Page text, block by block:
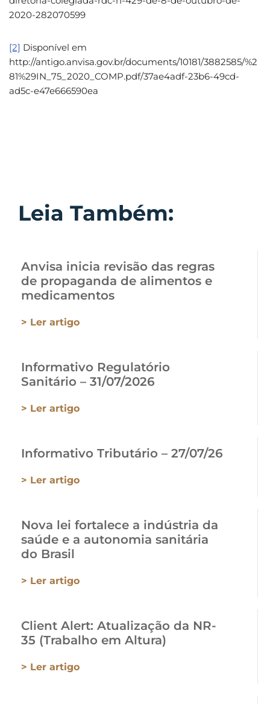
2020-282070599
[2] Disponível em
http://antigo.anvisa.gov.br/documents/10181/3882585/%2
81%29IN_75_2020_COMP.pdf/37ae4adf-23b6-49cd-
ad5c-e47e666590ea
Leia Também:
Anvisa inicia revisão das regras
de propaganda de alimentos e
medicamentos
> Ler artigo
Informativo Regulatório
Sanitário – 31/07/2026
> Ler artigo
Informativo Tributário – 27/07/26
> Ler artigo
Nova lei fortalece a indústria da
saúde e a autonomia sanitária
do Brasil
> Ler artigo
Client Alert: Atualização da NR-
35 (Trabalho em Altura)
> Ler artigo